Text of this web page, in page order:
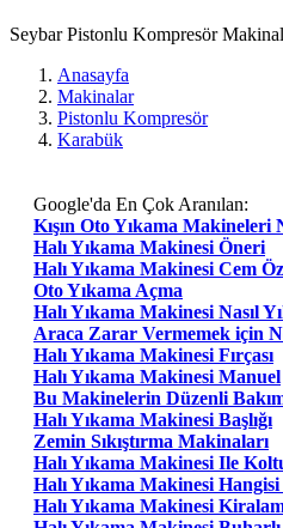
Seybar Pistonlu Kompresör
Anasayfa
Makinalar
Pistonlu Kompresör
Karabük
Google'da En Çok Aranılan:
Kışın Oto Yıkama Makineleri
Halı Yıkama Makinesi Öneri
Halı Yıkama Makinesi Cem
Oto Yıkama Açma
Halı Yıkama Makinesi Nasıl
Araca Zarar Vermemek için
Halı Yıkama Makinesi Fırçası
Halı Yıkama Makinesi Manuel
Bu Makinelerin Düzenli
Halı Yıkama Makinesi Başlığı
Zemin Sıkıştırma Makinaları
Halı Yıkama Makinesi Ile
Halı Yıkama Makinesi
Halı Yıkama Makinesi